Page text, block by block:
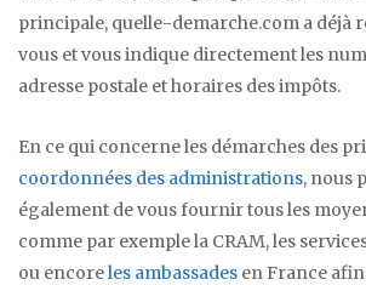
principale, quelle-demarche.com a déjà
vous et vous indique directement les
adresse postale et horaires des impôts.
En ce qui concerne les démarches des
coordonnées des administrations, nous
également de vous fournir tous les
comme par exemple la CRAM, les
ou encoreles ambassades en France